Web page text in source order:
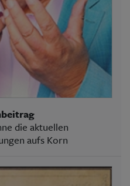
die aktuellen
aufs Korn